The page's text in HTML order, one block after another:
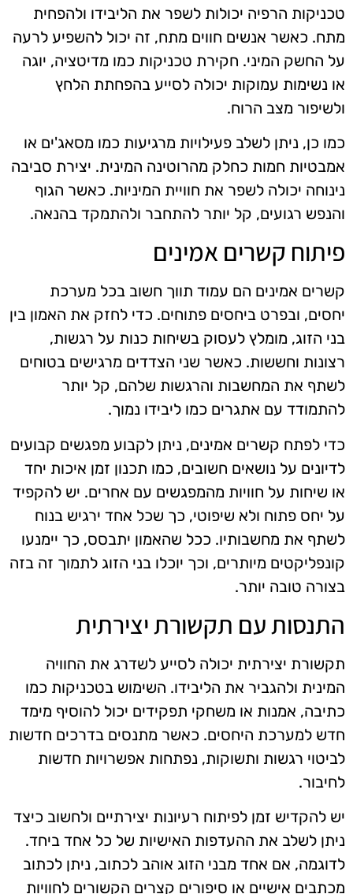
טכניקות הרפיה יכולות לשפר את הליבידו ולהפחית
מתח. כאשר אנשים חווים מתח, זה יכול להשפיע לרעה
על החשק המיני. חקירת טכניקות כמו מדיטציה, יוגה
או נשימות עמוקות יכולה לסייע בהפחתת הלחץ
ולשיפור מצב הרוח.
כמו כן, ניתן לשלב פעילויות מרגיעות כמו מסאג'ים או
אמבטיות חמות כחלק מהרוטינה המינית. יצירת סביבה
נינוחה יכולה לשפר את חוויית המיניות. כאשר הגוף
והנפש רגועים, קל יותר להתחבר ולהתמקד בהנאה.
פיתוח קשרים אמינים
קשרים אמינים הם עמוד תווך חשוב בכל מערכת
יחסים, ובפרט ביחסים פתוחים. כדי לחזק את האמון בין
בני הזוג, מומלץ לעסוק בשיחות כנות על רגשות,
רצונות וחששות. כאשר שני הצדדים מרגישים בטוחים
לשתף את המחשבות והרגשות שלהם, קל יותר
להתמודד עם אתגרים כמו ליבידו נמוך.
כדי לפתח קשרים אמינים, ניתן לקבוע מפגשים קבועים
לדיונים על נושאים חשובים, כמו תכנון זמן איכות יחד
או שיחות על חוויות מהמפגשים עם אחרים. יש להקפיד
על יחס פתוח ולא שיפוטי, כך שכל אחד ירגיש בנוח
לשתף את מחשבותיו. ככל שהאמון יתבסס, כך יימנעו
קונפליקטים מיותרים, וכך יוכלו בני הזוג לתמוך זה בזה
בצורה טובה יותר.
התנסות עם תקשורת יצירתית
תקשורת יצירתית יכולה לסייע לשדרג את החוויה
המינית ולהגביר את הליבידו. השימוש בטכניקות כמו
כתיבה, אמנות או משחקי תפקידים יכול להוסיף מימד
חדש למערכת היחסים. כאשר מתנסים בדרכים חדשות
לביטוי רגשות ותשוקות, נפתחות אפשרויות חדשות
לחיבור.
יש להקדיש זמן לפיתוח רעיונות יצירתיים ולחשוב כיצד
ניתן לשלב את ההעדפות האישיות של כל אחד ביחד.
לדוגמה, אם אחד מבני הזוג אוהב לכתוב, ניתן לכתוב
מכתבים אישיים או סיפורים קצרים הקשורים לחוויות